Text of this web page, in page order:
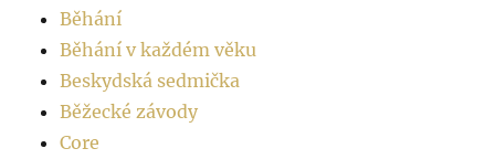
Běhání
Běhání v každém věku
Beskydská sedmička
Běžecké závody
Core